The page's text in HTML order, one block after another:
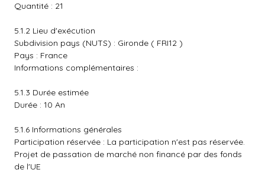
Quantité : 21
5.1.2 Lieu d'exécution
Subdivision pays (NUTS) : Gironde ( FRI12 )
Pays : France
Informations complémentaires :
5.1.3 Durée estimée
Durée : 10 An
5.1.6 Informations générales
Participation réservée : La participation n'est pas réservée.
Projet de passation de marché non financé par des fonds
de l'UE